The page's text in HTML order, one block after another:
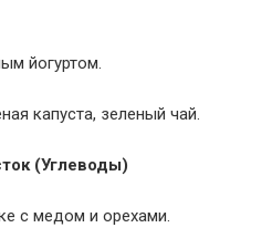
йогуртом.
капуста, зеленый чай.
(Углеводы)
с медом и орехами.